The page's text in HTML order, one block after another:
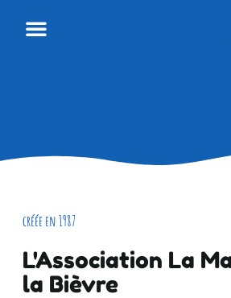
créée en 1987
L'Association La
la Bièvre